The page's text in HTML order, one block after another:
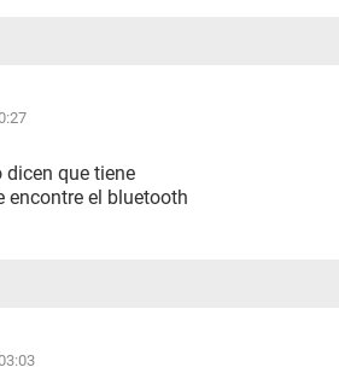
dicen que tiene
encontre el bluetooth